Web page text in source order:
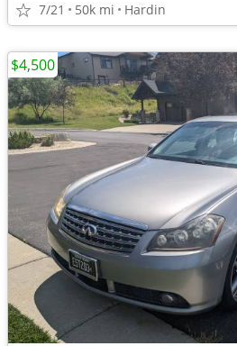
7/21 50k mi Hardin
$4,500